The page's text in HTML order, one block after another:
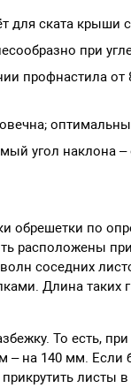
для ската крыши
при
профнастила
угол наклона –
обрешетки по
расположены
соседних
Длина таких
То есть,
– на 140 мм.
прикрутить